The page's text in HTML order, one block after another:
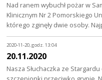
Nad ranem wybuchł pożar w
Klinicznym Nr 2 Pomorskiego
którego zginęły dwie osoby.
2020-11-20, godz. 13:04
20.11.2020
Nasza Słuchaczka ze